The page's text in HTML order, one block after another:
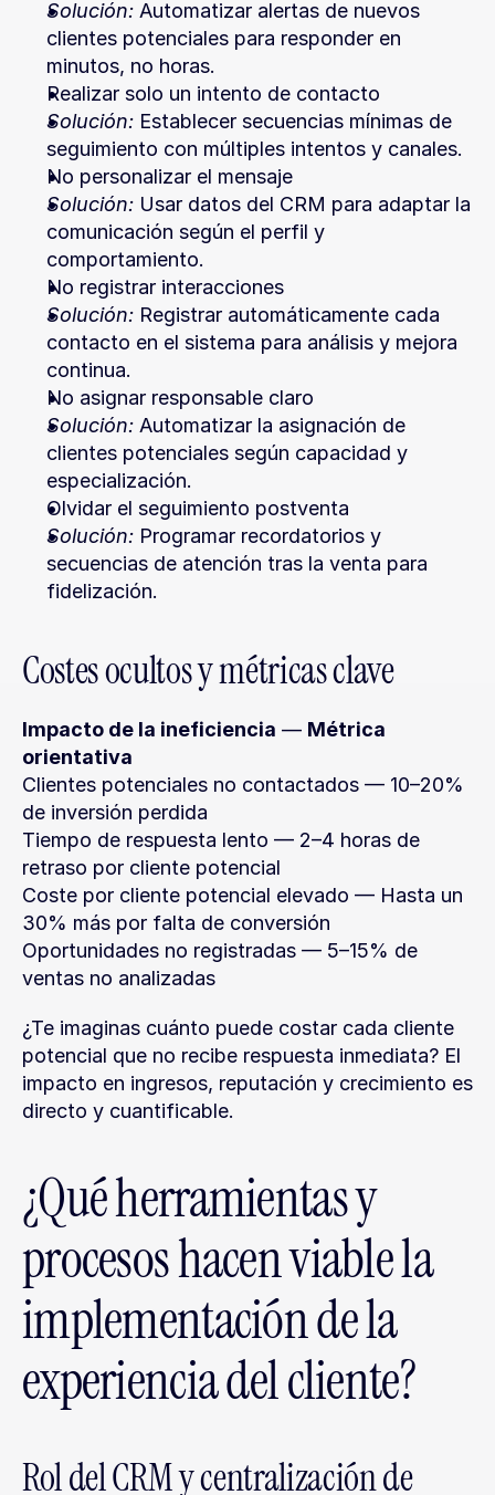
Solución: Automatizar alertas de nuevos
clientes potenciales para responder en
minutos, no horas.
Realizar solo un intento de contacto
Solución: Establecer secuencias mínimas de
seguimiento con múltiples intentos y canales.
No personalizar el mensaje
Solución: Usar datos del CRM para adaptar la
comunicación según el perfil y
comportamiento.
No registrar interacciones
Solución: Registrar automáticamente cada
contacto en el sistema para análisis y mejora
continua.
No asignar responsable claro
Solución: Automatizar la asignación de
clientes potenciales según capacidad y
especialización.
Olvidar el seguimiento postventa
Solución: Programar recordatorios y
secuencias de atención tras la venta para
fidelización.
Costes ocultos y métricas clave
Impacto de la ineficiencia — Métrica
orientativa
Clientes potenciales no contactados — 10–20%
de inversión perdida
Tiempo de respuesta lento — 2–4 horas de
retraso por cliente potencial
Coste por cliente potencial elevado — Hasta un
30% más por falta de conversión
Oportunidades no registradas — 5–15% de
ventas no analizadas
¿Te imaginas cuánto puede costar cada cliente
potencial que no recibe respuesta inmediata? El
impacto en ingresos, reputación y crecimiento es
directo y cuantificable.
¿Qué herramientas y
procesos hacen viable la
implementación de la
experiencia del cliente?
Rol del CRM y centralización de